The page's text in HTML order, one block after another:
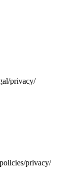
privacy/
privacy/